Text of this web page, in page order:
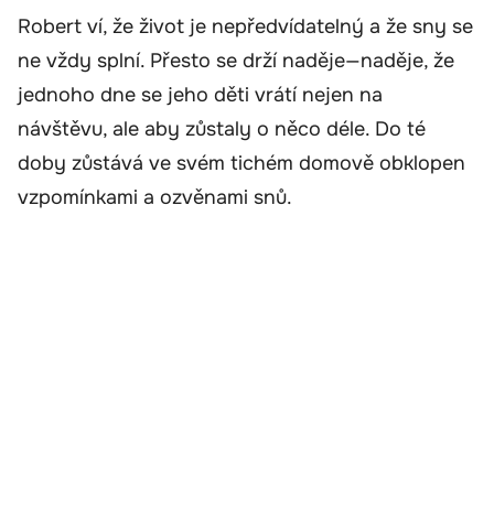
Robert ví, že život je nepředvídatelný a že sny se
ne vždy splní. Přesto se drží naděje—naděje, že
jednoho dne se jeho děti vrátí nejen na
návštěvu, ale aby zůstaly o něco déle. Do té
doby zůstává ve svém tichém domově obklopen
vzpomínkami a ozvěnami snů.